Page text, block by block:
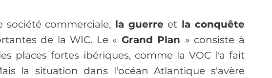
société commerciale, la guerre et
de la WIC. Le « Grand Plan » consiste à
places fortes ibériques, comme la VOC l'a fait
la situation dans l'océan Atlantique s'avère